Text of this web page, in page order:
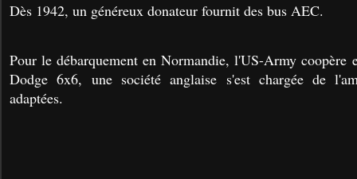
Dès 1942, un généreux donateur fournit des bus AEC.
Pour le débarquement en Normandie, l'US-Army
Dodge 6x6, une société anglaise s'est chargée de
adaptées.